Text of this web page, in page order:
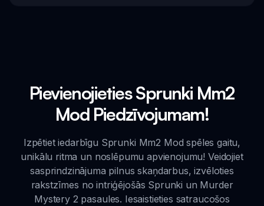
Pievienojieties Sprunki Mm2
Mod Piedzīvojumam!
Izpētiet iedarbīgu Sprunki Mm2 Mod spēles gaitu,
unikālu ritma un noslēpumu apvienojumu! Veidojiet
sasprindzinājuma pilnus skaņdarbus, izvēloties
rakstzīmes no intriģējošās Sprunki un Murder
Mystery 2 pasaules. Iesaistieties satraucošos